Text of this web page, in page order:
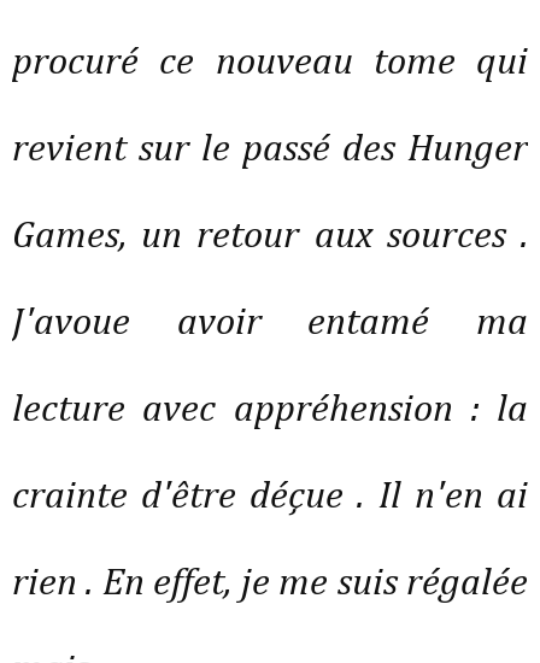
procuré ce nouveau tome qui
revient sur le passé des Hunger
Games, un retour aux sources .
J'avoue avoir entamé ma
lecture avec appréhension : la
crainte d'être déçue . Il n'en ai
rien . En effet, je me suis régalée